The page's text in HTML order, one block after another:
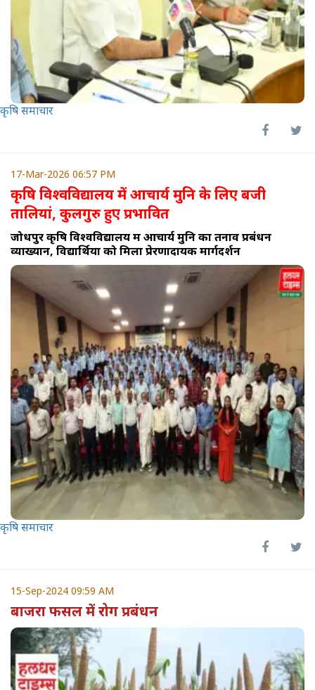
कृषि समाचार
17-Mar-2026 06:57 PM
कृषि विश्वविद्यालय में आचार्य मुनि के लिए बजी
तालियां, कुलगुरु हुए प्रभावित
जोधपुर कृषि विश्वविद्यालय में आचार्य मुनि का तनाव प्रबंधन
व्याख्यान, विद्यार्थियों को मिला प्रेरणादायक मार्गदर्शन
कृषि समाचार
15-Sep-2024 09:59 AM
बाजरा फसल में रोग प्रबंधन